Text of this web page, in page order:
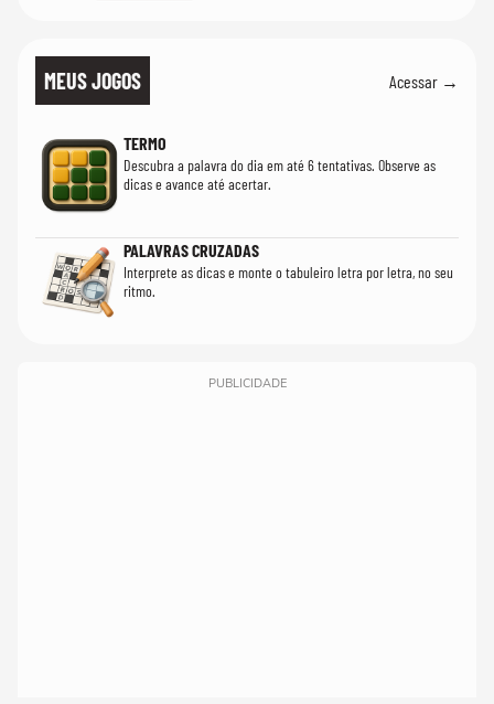
MEUS JOGOS Acessar →
TERMO
Descubra a palavra do dia em até 6 tentativas. Observe as
dicas e avance até acertar.
PALAVRAS CRUZADAS
Interprete as dicas e monte o tabuleiro letra por letra, no seu
ritmo.
PUBLICIDADE